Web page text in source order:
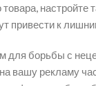
товара,
привести к
для борьбы с
вашу рекламу